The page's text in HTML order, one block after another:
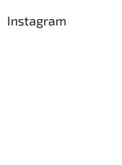
Instagram